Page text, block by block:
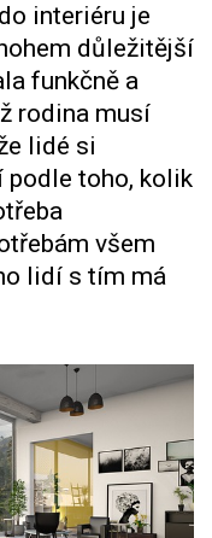
interiéru je
důležitější
funkčně a
rodina musí
lidé si
podle toho, kolik
všem
lidí s tím má